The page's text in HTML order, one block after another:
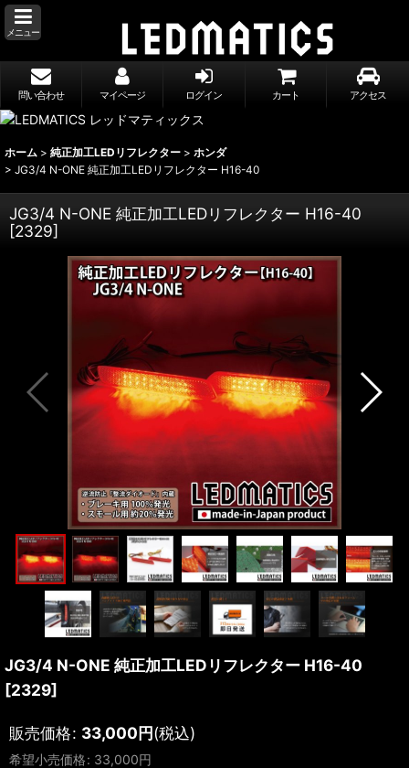
メニュー
問い合わせ マイページ ログイン カート アクセス
ホーム > 純正加工LEDリフレクター > ホンダ
> JG3/4 N-ONE 純正加工LEDリフレクター H16-40
JG3/4 N-ONE 純正加工LEDリフレクター H16-40
[2329]
JG3/4 N-ONE 純正加工LEDリフレクター H16-40
[2329]
販売価格: 33,000円(税込)
希望小売価格: 33,000円